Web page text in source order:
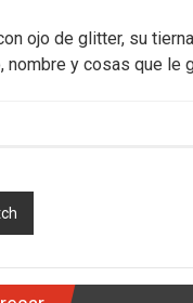
ojo de glitter, su
y cosas que le